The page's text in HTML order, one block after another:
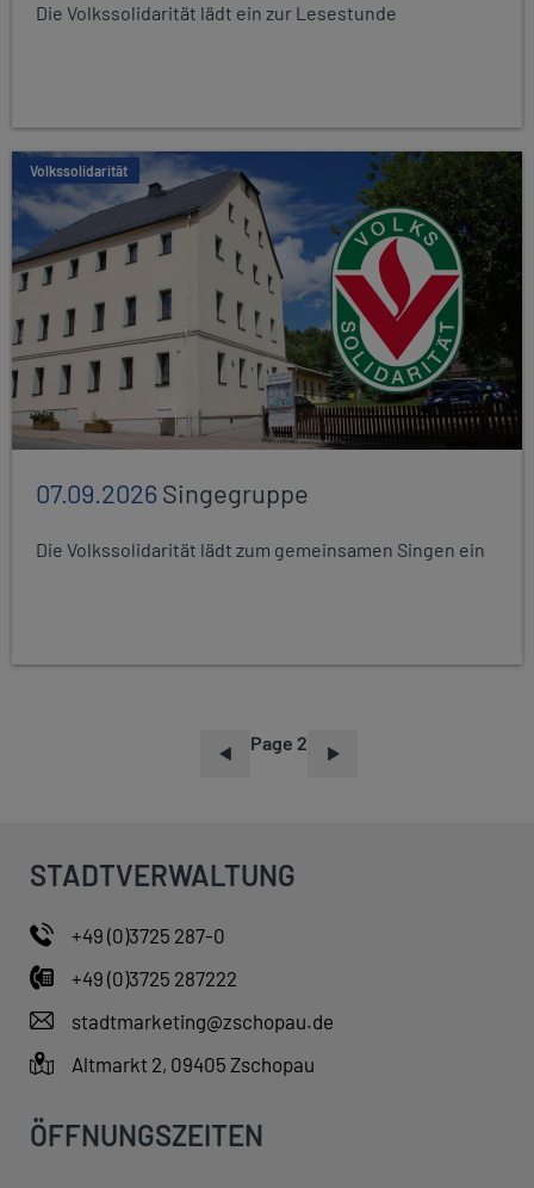
Die Volkssolidarität lädt ein zur Lesestunde
Volkssolidarität
07.09.2026Singegruppe
Die Volkssolidarität lädt zum gemeinsamen Singen ein
Page 2
STADTVERWALTUNG
+49 (0)3725 287-0
+49 (0)3725 287222
stadtmarketing@zschopau.de
Altmarkt 2, 09405 Zschopau
ÖFFNUNGSZEITEN